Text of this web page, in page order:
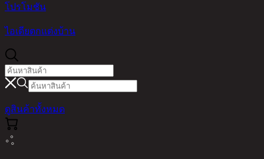
โปรโมชัน
ไอเดียตกแต่งบ้าน
ดูสินค้าทั้งหมด